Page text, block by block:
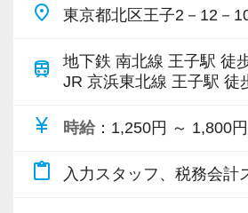
界の経験は問いません。
でいく意欲があれば、順次お
整してスキルアップできるよ
基本的な業務からスタートし
客様への提案ができるよう着
貴方をお手伝いします。
place 東京都北区王子2－12－
train
地下鉄 南北線 王子駅 徒
JR 京浜東北線 王子駅 徒
currency_yen 時給 ：1,250円 ～ 1,800円
content_paste 入力スタッフ、税務会計